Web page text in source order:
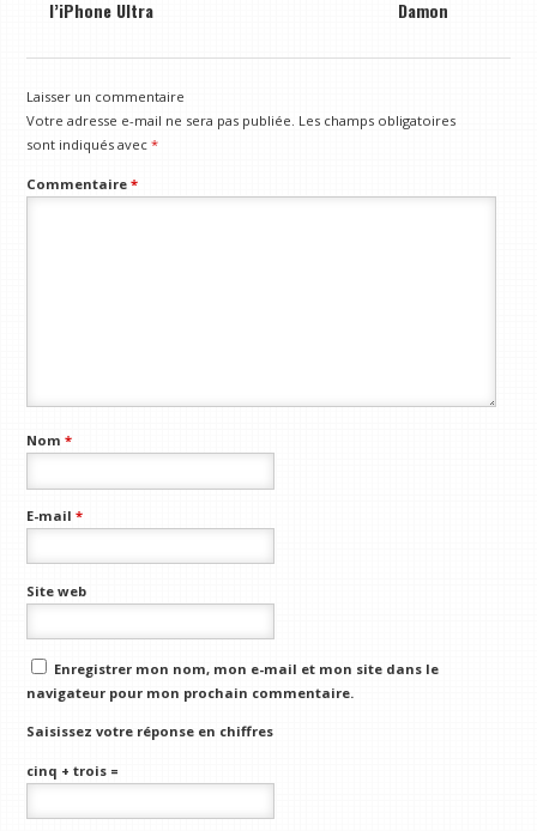
l’iPhone Ultra Damon
Laisser un commentaire
Votre adresse e-mail ne sera pas publiée. Les champs obligatoires
sont indiqués avec*
Commentaire*
Nom*
E-mail*
Site web
Enregistrer mon nom, mon e-mail et mon site dans le
navigateur pour mon prochain commentaire.
Saisissez votre réponse en chiffres
cinq + trois =